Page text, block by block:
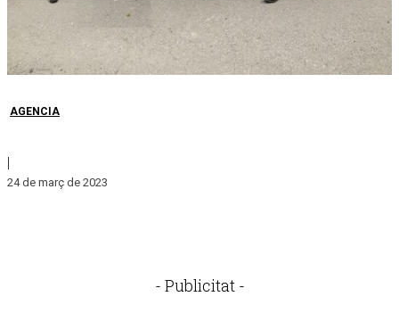
AGENCIA
|
24 de març de 2023
- Publicitat -